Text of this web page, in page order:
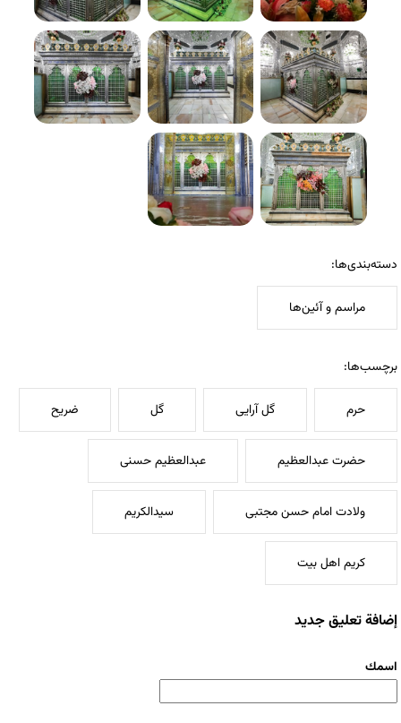
دسته‌بندی‌ها:
مراسم و آئین‌ها
برچسب‌ها:
حرم گل آرایی گل ضریح
حضرت عبدالعظیم عبدالعظیم حسنی
ولادت امام حسن مجتبی سیدالکریم
کریم اهل بیت
إضافة تعليق جديد
‏اسمك ‏